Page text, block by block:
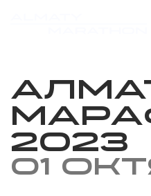
2023
01